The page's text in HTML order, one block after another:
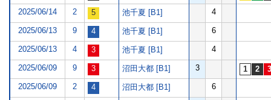
2025/06/14 2 池千夏 [B1] 4
2025/06/13 9 池千夏 [B1] 6
2025/06/13 4 池千夏 [B1] 4
2025/06/09 9 沼田大都 [B1] 3
2025/06/09 2 沼田大都 [B1] 6